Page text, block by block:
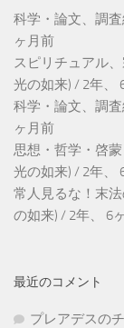
科学・論文、調
ヶ月前
スピリチュアル
光の如来) / 2年、
科学・論文、調
ヶ月前
思想・哲学・啓
光の如来) / 2年、
常人見るな！末
の如来) / 2年、 6
最近のコメント
プレアデスの